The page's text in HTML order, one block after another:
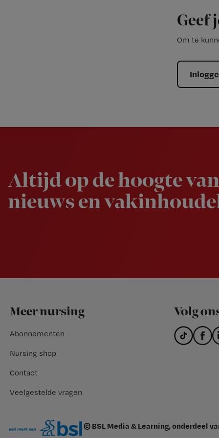
Geef
Om te
Altijd op de hoogte
nieuws en
Footer
Meer nursing
Abonnementen
Nursing shop
Contact
Veelgestelde vragen
Volg
© BSL Media & Learning, onderdeel